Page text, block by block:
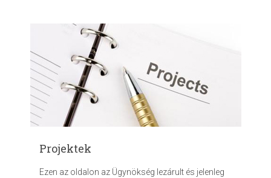
Projektek
Ezen az oldalon az Ügynökség lezárult és jelenleg